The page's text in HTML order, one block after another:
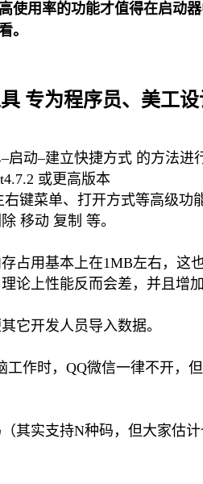
使用率的功能才值得在启动
。
专为程序员、美工
启动–建立快捷方式 的方法进
或更高版本
键菜单、打开方式等高级
移动 复制 等。
占用基本上在1MB左右，
论上性能反而会差，并且
它开发人员导入数据。
作时，QQ微信一律不开，
其实支持N种码，但大家估计